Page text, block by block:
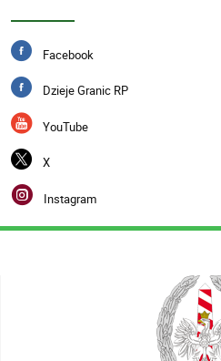
Facebook
Dzieje Granic RP
YouTube
X
Instagram